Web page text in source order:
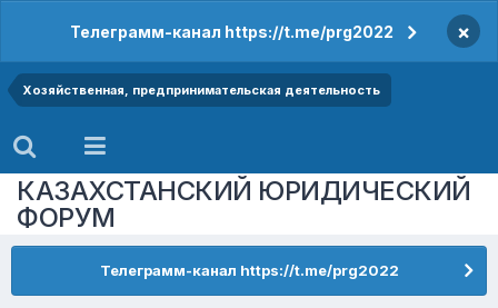
Телеграмм-канал https://t.me/prg2022 ×
Хозяйственная, предпринимательская деятельность
КАЗАХСТАНСКИЙ ЮРИДИЧЕСКИЙ
ФОРУМ
Телеграмм-канал https://t.me/prg2022